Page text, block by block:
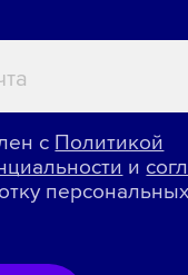
с Политикой
и
персональных